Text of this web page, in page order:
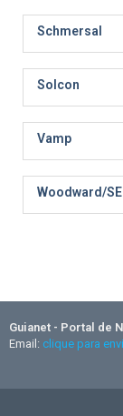
Schmersal
Solcon
Vamp
Woodward/
Guianet - Portal de
Email: clique para